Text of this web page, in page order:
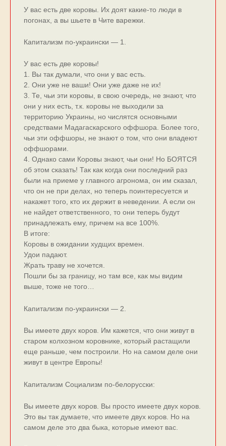
У вас есть две коровы. Их доят какие-то люди в
погонах, а вы шьете в Чите варежки.
Капитализм по-украински — 1.
У вас есть две коровы!
1. Вы так думали, что они у вас есть.
2. Они уже не ваши! Они уже даже не их!
3. Те, чьи эти коровы, в свою очередь, не знают, что
они у них есть, т.к. коровы не выходили за
территорию Украины, но числятся основными
средствами Мадагаскарского оффшора. Более того,
чьи эти оффшоры, не знают о том, что они владеют
оффшорами.
4. Однако сами Коровы знают, чьи они! Но БОЯТСЯ
об этом сказать! Так как когда они последний раз
были на приеме у главного агронома, он им сказал,
что он не при делах, но теперь поинтересуется и
накажет того, кто их держит в неведении. А если он
не найдет ответственного, то они теперь будут
принадлежать ему, причем на все 100%.
В итоге:
Коровы в ожидании худщих времен.
Удои падают.
Жрать траву не хочется.
Пошли бы за границу, но там все, как мы видим
выше, тоже не того…
Капитализм по-украински — 2.
Вы имеете двух коров. Им кажется, что они живут в
старом колхозном коровнике, который растащили
еще раньше, чем построили. Но на самом деле они
живут в центре Европы!
Капитализм Социализм по-белорусски:
Вы имеете двух коров. Вы просто имеете двух коров.
Это вы так думаете, что имеете двух коров. Но на
самом деле это два быка, которые имеют вас.